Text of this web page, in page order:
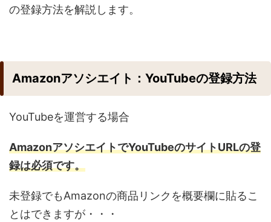
の登録方法を解説します。
Amazonアソシエイト：YouTubeの登録方法
YouTubeを運営する場合
AmazonアソシエイトでYouTubeのサイトURLの登
録は必須です。
未登録でもAmazonの商品リンクを概要欄に貼るこ
とはできますが・・・